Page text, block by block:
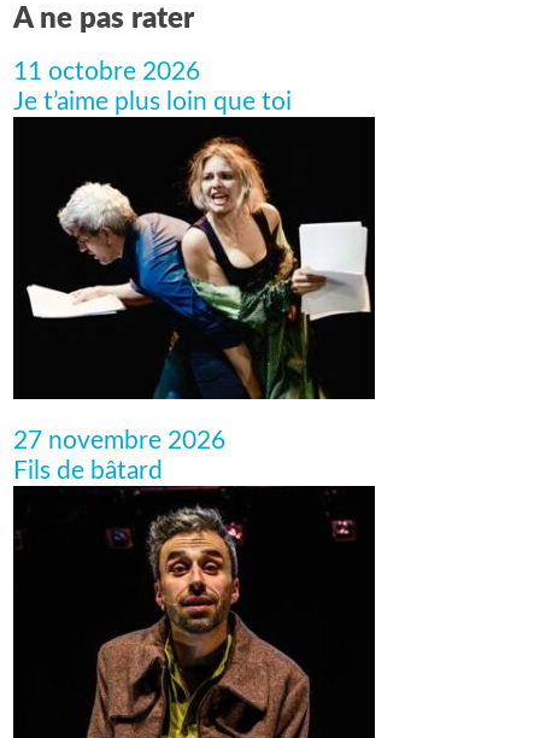
A ne pas rater
11 octobre 2026
Je t’aime plus loin que toi
27 novembre 2026
Fils de bâtard